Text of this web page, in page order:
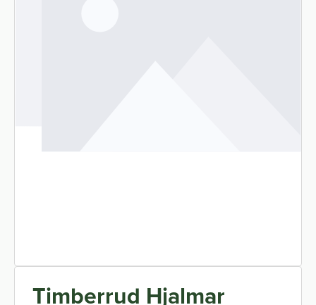
Timberrud Hjalmar